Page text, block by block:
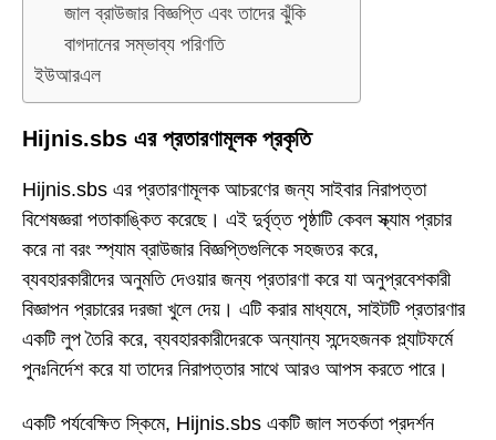
জাল ব্রাউজার বিজ্ঞপ্তি এবং তাদের ঝুঁকি
বাগদানের সম্ভাব্য পরিণতি
ইউআরএল
Hijnis.sbs এর প্রতারণামূলক প্রকৃতি
Hijnis.sbs এর প্রতারণামূলক আচরণের জন্য সাইবার নিরাপত্তা
বিশেষজ্ঞরা পতাকাঙ্কিত করেছে। এই দুর্বৃত্ত পৃষ্ঠাটি কেবল স্ক্যাম প্রচার
করে না বরং স্প্যাম ব্রাউজার বিজ্ঞপ্তিগুলিকে সহজতর করে,
ব্যবহারকারীদের অনুমতি দেওয়ার জন্য প্রতারণা করে যা অনুপ্রবেশকারী
বিজ্ঞাপন প্রচারের দরজা খুলে দেয়। এটি করার মাধ্যমে, সাইটটি প্রতারণার
একটি লুপ তৈরি করে, ব্যবহারকারীদেরকে অন্যান্য সন্দেহজনক প্ল্যাটফর্মে
পুনঃনির্দেশ করে যা তাদের নিরাপত্তার সাথে আরও আপস করতে পারে।
একটি পর্যবেক্ষিত স্কিমে, Hijnis.sbs একটি জাল সতর্কতা প্রদর্শন